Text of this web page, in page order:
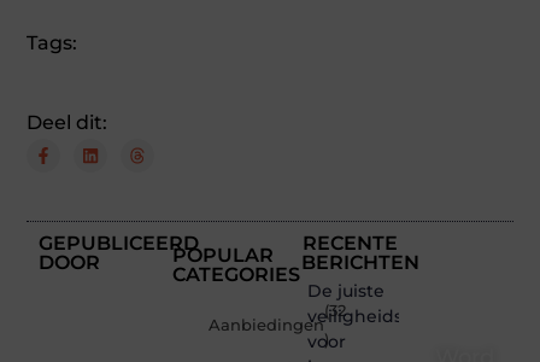
Tags:
Deel dit:
GEPUBLICEERD
DOOR
POPULAR
CATEGORIES
Aanbiedingen
(32
)
RECENTE
BERICHTEN
De juiste
veiligheidsschoenen
voor